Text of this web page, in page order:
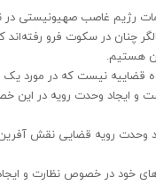
رژیم غاصب صهیونیستی
چنان در سکوت فرو رفته‌اند
هستیم.
قضاییه نیست که در مورد
و ایجاد وحدت رویه در
وحدت رویه قضایی نقش آفرین
خود در خصوص نظارت و